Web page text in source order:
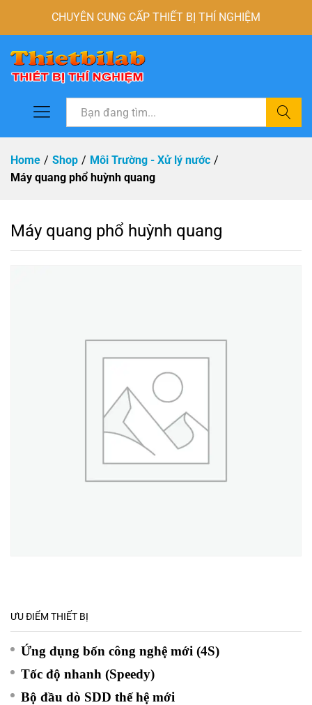
CHUYÊN CUNG CẤP THIẾT BỊ THÍ NGHIỆM
Tìm
Home / Shop / Môi Trường - Xử lý nước /
Máy quang phổ huỳnh quang
Máy quang phổ huỳnh quang
ƯU ĐIỂM THIẾT BỊ
Ứng dụng bốn công nghệ mới (4S)
Tốc độ nhanh (Speedy)
Bộ đầu dò SDD thế hệ mới